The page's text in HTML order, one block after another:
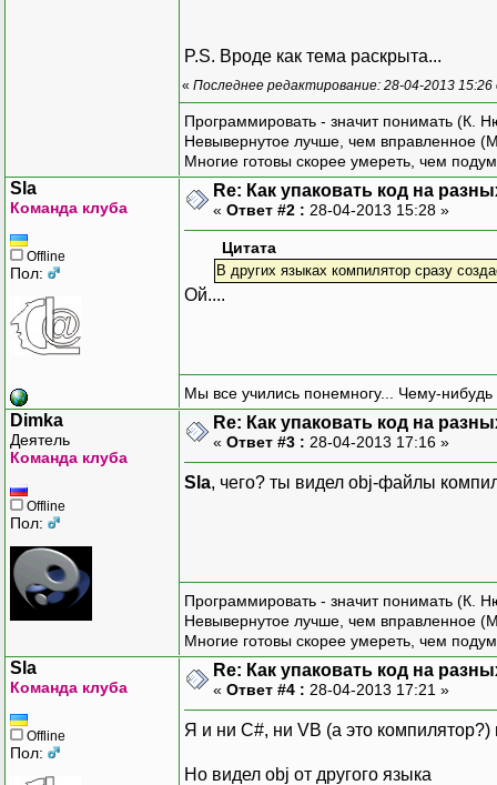
P.S. Вроде как тема раскрыта...
« Последнее редактирование: 28-04-2013
Программировать - значит понимать (К.
Невывернутое лучше, чем вправленное
Многие готовы скорее умереть, чем
Sla
Команда клуба
Offline
Пол:
Re: Как упаковать код на
« Ответ #2 : 28-04-2013 15:28 »
Цитата
В других языках компилятор сразу
Ой....
Мы все учились понемногу... Чему-нибудь
Dimka
Деятель
Команда клуба
Offline
Пол:
Re: Как упаковать код на
« Ответ #3 : 28-04-2013 17:16 »
Sla, чего? ты видел obj-файлы
Программировать - значит понимать (К.
Невывернутое лучше, чем вправленное
Многие готовы скорее умереть, чем
Sla
Команда клуба
Offline
Пол:
Re: Как упаковать код на
« Ответ #4 : 28-04-2013 17:21 »
Я и ни C#, ни VB (а это компилятор?)
Но видел obj от другого языка